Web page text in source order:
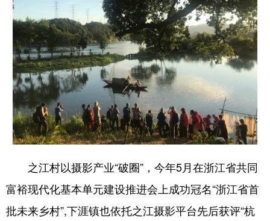
陕西 甘肃 青海 宁夏
新疆 内蒙古 黑龙江
多语种频道
English Español Français عربى
Русский язык 日本語 한국어
Deutsch Português
之江村以摄影产业“破圈”，今年5月在浙江省共同
富裕现代化基本单元建设推进会上成功冠名“浙江省首
批未来乡村”,下涯镇也依托之江摄影平台先后获评“杭